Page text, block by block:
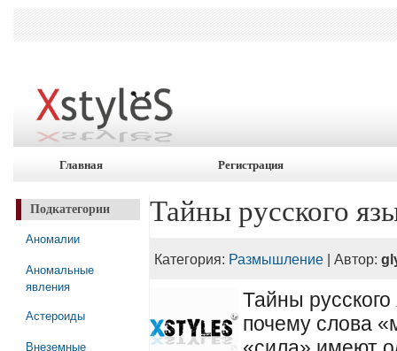
Главная Регистрация
Подкатегории
Аномалии
Аномальные
явления
Астероиды
Внеземные
Тайны русского
Категория: Размышление | Автор:
Тайны
почему слова